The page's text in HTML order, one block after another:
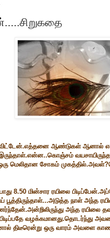
விட்டேன்.எத்தனை ஆண்டுகள் ஆனால்
மெலிதான சோகம்
8.50 மின்சார ரயிலை
நாள் அந்த
அந்த ரயிலை
வழக்கமானது.தொடர்ந்து
திடீரென்று ஒரு வாரம் அவளை